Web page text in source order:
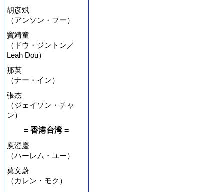
胡彦斌
（アンソン・フー）
竇靖童
（ドウ・ジントン／
Leah Dou）
那英
（ナー・イン）
張杰
（ジェイソン・チャ
ン）
= 香港台湾 =
庾澄慶
（ハーレム・ユー）
莫文蔚
（カレン・モク）